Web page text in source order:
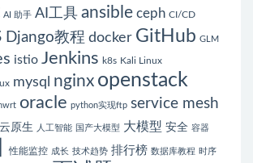
AI 助手 AI工具 ansible ceph CI/CD
Django教程 docker GitHub GLM
istio Jenkins k8s Kali Linux
mysql nginx openstack
oracle python实现ftp service mesh
云原生 人工智能 国产大模型 大模型 安全 容器
性能监控 成长 技术趋势 排行榜 数据库教程 时序